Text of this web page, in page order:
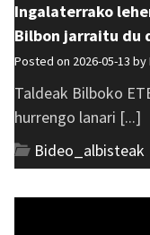
Ingalaterrako
Bilbon jarraitu du
Posted on 2026-05-13 by
Taldeak Bilboko
hurrengo lanari [...]
Bideo_albisteak